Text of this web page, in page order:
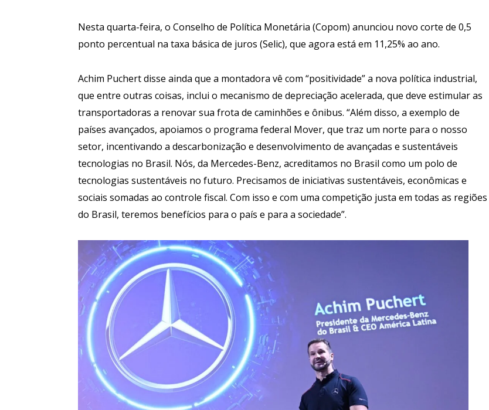
Nesta quarta-feira, o Conselho de Política Monetária (Copom) anunciou novo corte de 0,5
ponto percentual na taxa básica de juros (Selic), que agora está em 11,25% ao ano.
Achim Puchert disse ainda que a montadora vê com “positividade” a nova política industrial,
que entre outras coisas, inclui o mecanismo de depreciação acelerada, que deve estimular as
transportadoras a renovar sua frota de caminhões e ônibus. “Além disso, a exemplo de
países avançados, apoiamos o programa federal Mover, que traz um norte para o nosso
setor, incentivando a descarbonização e desenvolvimento de avançadas e sustentáveis
tecnologias no Brasil. Nós, da Mercedes-Benz, acreditamos no Brasil como um polo de
tecnologias sustentáveis no futuro. Precisamos de iniciativas sustentáveis, econômicas e
sociais somadas ao controle fiscal. Com isso e com uma competição justa em todas as regiões
do Brasil, teremos benefícios para o país e para a sociedade”.